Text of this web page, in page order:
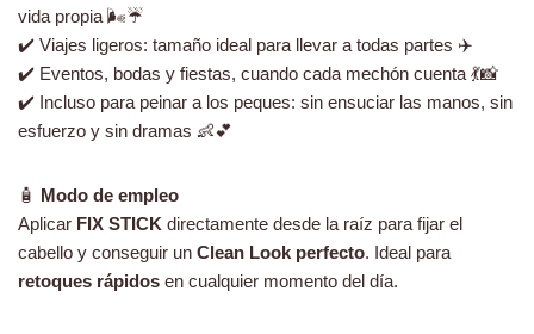
vida propia 🌬️☔
✔️ Viajes ligeros: tamaño ideal para llevar a todas partes ✈️
✔️ Eventos, bodas y fiestas, cuando cada mechón cuenta 💃📸
✔️ Incluso para peinar a los peques: sin ensuciar las manos, sin
esfuerzo y sin dramas 👶💕
🧴 Modo de empleo
Aplicar FIX STICK directamente desde la raíz para fijar el
cabello y conseguir un Clean Look perfecto. Ideal para
retoques rápidos en cualquier momento del día.